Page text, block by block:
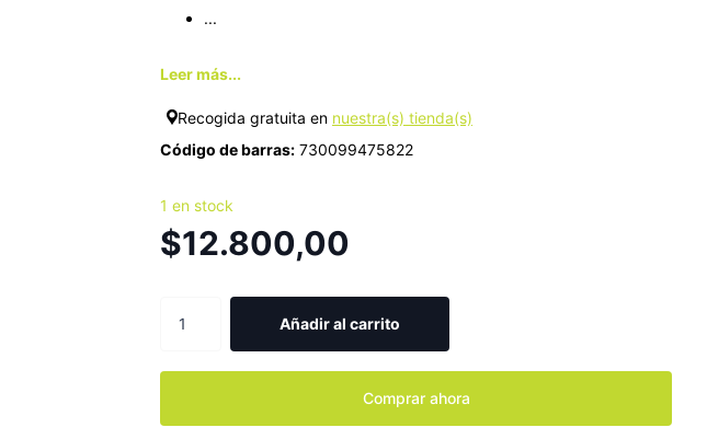
...
Leer más...
Recogida gratuita en nuestra(s) tienda(s)
Código de barras: 730099475822
1 en stock
$12.800,00
Añadir al carrito
Comprar ahora